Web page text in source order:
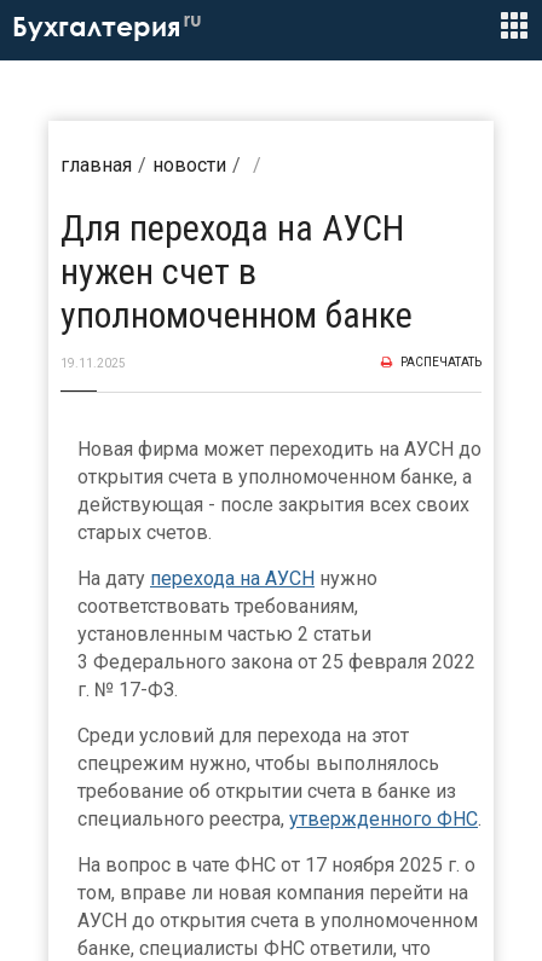
Бухгалтерия ru
главная новости
Для перехода на АУСН
нужен счет в
уполномоченном банке
19.11.2025 РАСПЕЧАТАТЬ
Новая фирма может переходить на АУСН до
открытия счета в уполномоченном банке, а
действующая - после закрытия всех своих
старых счетов.
На дату перехода на АУСН нужно
соответствовать требованиям,
установленным частью 2 статьи
3 Федерального закона от 25 февраля 2022
г. № 17-ФЗ.
Среди условий для перехода на этот
спецрежим нужно, чтобы выполнялось
требование об открытии счета в банке из
специального реестра, утвержденного ФНС.
На вопрос в чате ФНС от 17 ноября 2025 г. о
том, вправе ли новая компания перейти на
АУСН до открытия счета в уполномоченном
банке, специалисты ФНС ответили, что